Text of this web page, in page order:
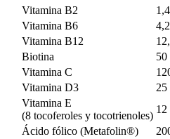
Vitamina B2
Vitamina B6
Vitamina B12
Biotina
50
Vitamina C
Vitamina D3
25
Vitamina E
(8 tocoferoles y tocotrienoles)
12
Ácido fólico (Metafolin®)